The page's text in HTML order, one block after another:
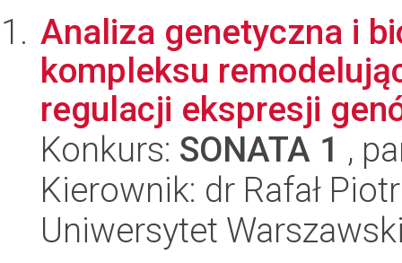
Analiza genetyczna i
kompleksu
regulacji ekspresji
Konkurs: SONATA 1 ,
Kierownik: dr Rafał
Uniwersytet